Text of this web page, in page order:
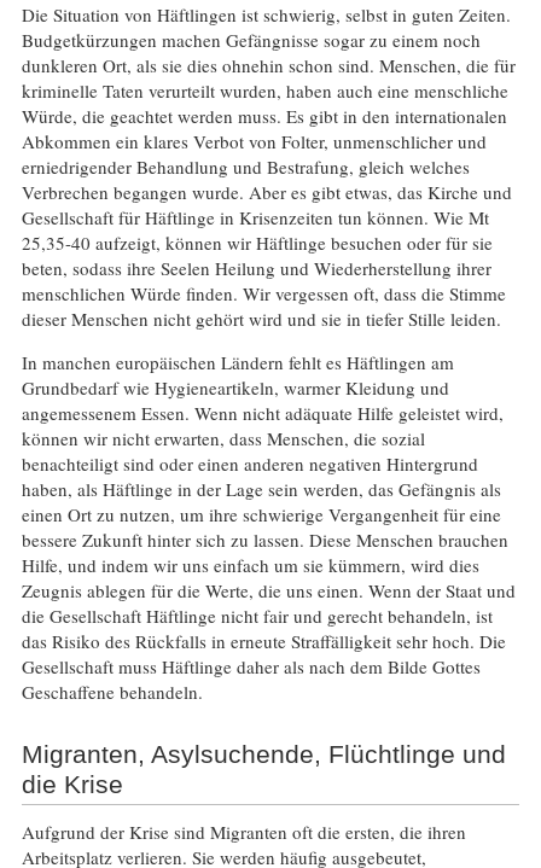
Die Situation von Häftlingen ist schwierig, selbst in guten Zeiten.
Budgetkürzungen machen Gefängnisse sogar zu einem noch
dunkleren Ort, als sie dies ohnehin schon sind. Menschen, die für
kriminelle Taten verurteilt wurden, haben auch eine menschliche
Würde, die geachtet werden muss. Es gibt in den internationalen
Abkommen ein klares Verbot von Folter, unmenschlicher und
erniedrigender Behandlung und Bestrafung, gleich welches
Verbrechen begangen wurde. Aber es gibt etwas, das Kirche und
Gesellschaft für Häftlinge in Krisenzeiten tun können. Wie Mt
25,35-40 aufzeigt, können wir Häftlinge besuchen oder für sie
beten, sodass ihre Seelen Heilung und Wiederherstellung ihrer
menschlichen Würde finden. Wir vergessen oft, dass die Stimme
dieser Menschen nicht gehört wird und sie in tiefer Stille leiden.
In manchen europäischen Ländern fehlt es Häftlingen am
Grundbedarf wie Hygieneartikeln, warmer Kleidung und
angemessenem Essen. Wenn nicht adäquate Hilfe geleistet wird,
können wir nicht erwarten, dass Menschen, die sozial
benachteiligt sind oder einen anderen negativen Hintergrund
haben, als Häftlinge in der Lage sein werden, das Gefängnis als
einen Ort zu nutzen, um ihre schwierige Vergangenheit für eine
bessere Zukunft hinter sich zu lassen. Diese Menschen brauchen
Hilfe, und indem wir uns einfach um sie kümmern, wird dies
Zeugnis ablegen für die Werte, die uns einen. Wenn der Staat und
die Gesellschaft Häftlinge nicht fair und gerecht behandeln, ist
das Risiko des Rückfalls in erneute Straffälligkeit sehr hoch. Die
Gesellschaft muss Häftlinge daher als nach dem Bilde Gottes
Geschaffene behandeln.
Migranten, Asylsuchende, Flüchtlinge und
die Krise
Aufgrund der Krise sind Migranten oft die ersten, die ihren
Arbeitsplatz verlieren. Sie werden häufig ausgebeutet,